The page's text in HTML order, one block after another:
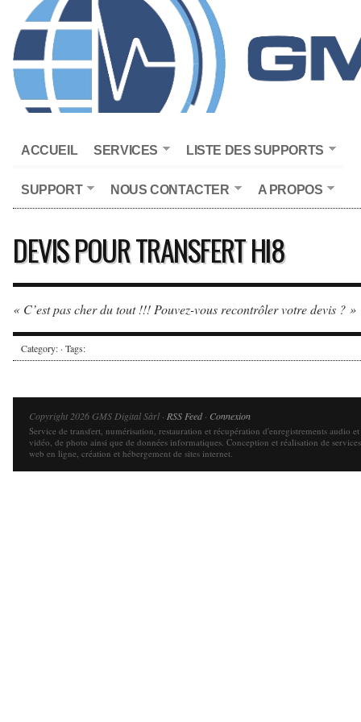
ACCUEIL SERVICES LISTE DES SUPPORTS
SUPPORT NOUS CONTACTER A PROPOS
DEVIS POUR TRANSFERT HI8
« C’est pas cher du tout !!! Pouvez-vous recontrôler votre devis ? »
Category: · Tags:
Copyright 2026 GMS Digital Sàrl · RSS Feed· Connexion
Service de transfert, numérisation, restauration et récupération d'enregistrements audio et
vidéo, de photo ainsi que de données informatiques. Conception et réalisation de services
web en ligne, création et hébergement de sites internet.